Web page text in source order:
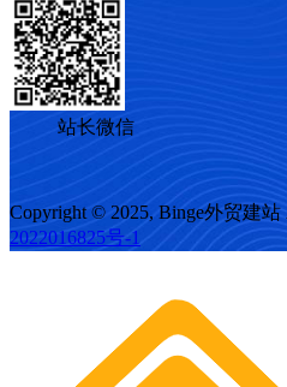
站长微信
Copyright © 2025, Binge外贸建站
2022016825号-1